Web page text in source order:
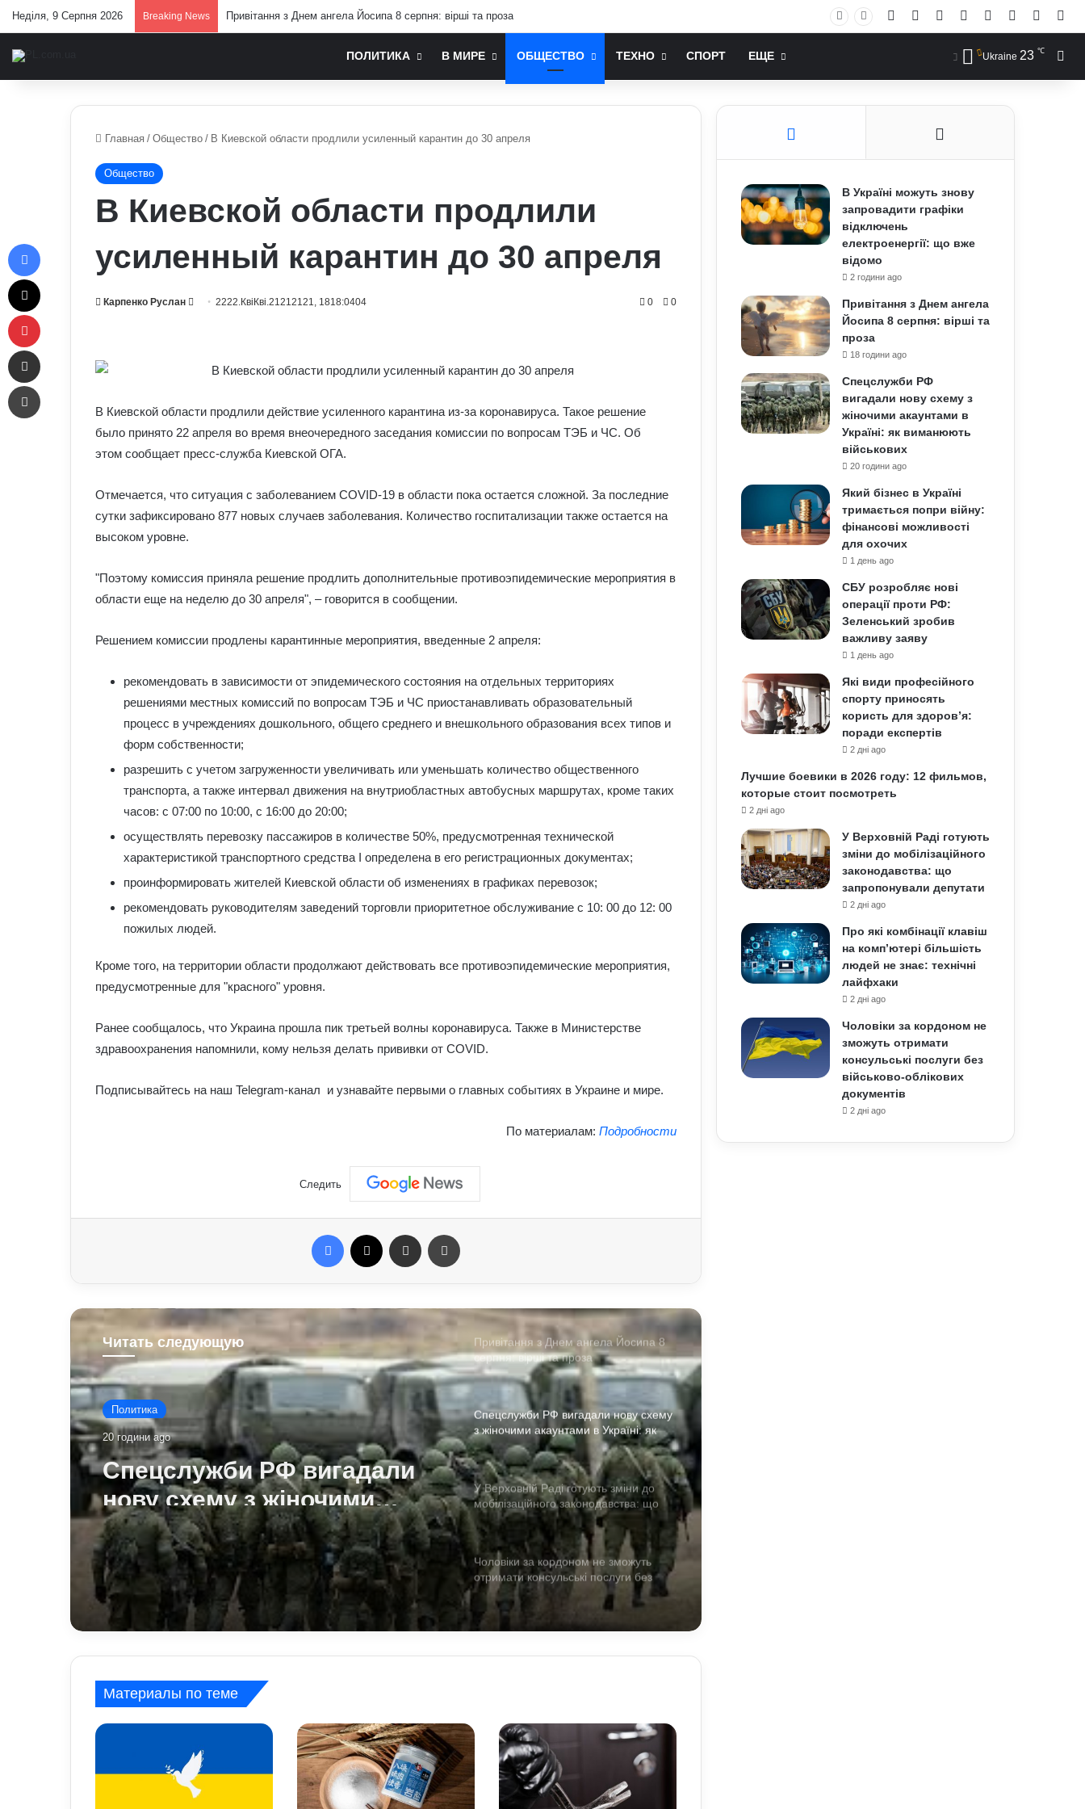
Неділя, 9 Серпня 2026 Breaking News Привітання з Днем ангела Йосипа 8 серпня: вірші та проза Facebook YouTubeInstagram
RSS Log In
ПОЛИТИКА В МИРЕ ОБЩЕСТВО ТЕХНО СПОРТ ЕЩЕ Ukraine 23 ℃
Главная / Общество / В Киевской области продлили усиленный карантин до 30 апреля
Общество
В Киевской области продлили
усиленный карантин до 30 апреля
Карпенко Руслан
Send2222.КвіКві.21212121, 1818:0404 0 0
В Киевской области продлили действие усиленного карантина из-за коронавируса. Такое решение
было принято 22 апреля во время внеочередного заседания комиссии по вопросам ТЭБ и ЧС. Об
этом сообщает пресс-служба Киевской ОГА.
Отмечается, что ситуация с заболеванием COVID-19 в области пока остается сложной. За последние
сутки зафиксировано 877 новых случаев заболевания. Количество госпитализации также остается на
высоком уровне.
"Поэтому комиссия приняла решение продлить дополнительные противоэпидемические мероприятия в
области еще на неделю до 30 апреля", – говорится в сообщении.
Решением комиссии продлены карантинные мероприятия, введенные 2 апреля:
рекомендовать в зависимости от эпидемического состояния на отдельных территориях
решениями местных комиссий по вопросам ТЭБ и ЧС приостанавливать образовательный
процесс в учреждениях дошкольного, общего среднего и внешкольного образования всех типов и
форм собственности;
разрешить с учетом загруженности увеличивать или уменьшать количество общественного
транспорта, а также интервал движения на внутриобластных автобусных маршрутах, кроме таких
часов: с 07:00 по 10:00, с 16:00 до 20:00;
осуществлять перевозку пассажиров в количестве 50%, предусмотренная технической
характеристикой транспортного средства I определена в его регистрационных документах;
проинформировать жителей Киевской области об изменениях в графиках перевозок;
рекомендовать руководителям заведений торговли приоритетное обслуживание с 10: 00 до 12: 00
пожилых людей.
Кроме того, на территории области продолжают действовать все противоэпидемические мероприятия,
предусмотренные для "красного" уровня.
Ранее сообщалось, что Украина прошла пик третьей волны коронавируса. Также в Министерстве
здравоохранения напомнили, кому нельзя делать прививки от COVID.
Подписывайтесь на наш Telegram-канал и узнавайте первыми о главных событиях в Украине и мире.
По материалам: Подробности
Следить
Facebook Отправить e-mail
Читать следующую
Политика
20 години ago
Спецслужби РФ вигадали
нову схему з жіночими
акаунтами в Україні: як
виманюють військових
Чому українці обирають Німеччину
для ПМЖ: переваги та недоліки
Павло Паліса може стати послом
Умєрова звільнили з посади
дизелю до 100 літрів: стало відомо,
Привітання з Днем ангела Йосипа 8
серпня: вірші та проза
Спецслужби РФ вигадали нову схему
з жіночими акаунтами в Україні: як
виманюють військових
У Верховній Раді готують зміни до
мобілізаційного законодавства: що
запропонували депутати
Чоловіки за кордоном не зможуть
отримати консульські послуги без
військово-облікових документів
Чому українці обирають Німеччину
України у США: хто він та чим відомий
Умєрова звільнили з посади
секретаря РНБО: стало відомо, яку
Материалы по теме
В Україні можуть знову
запровадити графіки
відключень
електроенергії: що вже
відомо
2 години ago
Привітання з Днем ангела
Йосипа 8 серпня: вірші та
проза
18 години ago
Спецслужби РФ
вигадали нову схему з
жіночими акаунтами в
Україні: як виманюють
військових
20 години ago
Який бізнес в Україні
тримається попри війну:
фінансові можливості
для охочих
1 день ago
СБУ розробляє нові
операції проти РФ:
Зеленський зробив
важливу заяву
1 день ago
Які види професійного
спорту приносять
користь для здоров’я:
поради експертів
2 дні ago
Лучшие боевики в 2026 году: 12 фильмов,
которые стоит посмотреть
2 дні ago
У Верховній Раді готують
зміни до мобілізаційного
законодавства: що
запропонували депутати
2 дні ago
Про які комбінації клавіш
на комп’ютері більшість
людей не знає: технічні
лайфхаки
2 дні ago
Чоловіки за кордоном не
зможуть отримати
консульські послуги без
військово-облікових
документів
2 дні ago